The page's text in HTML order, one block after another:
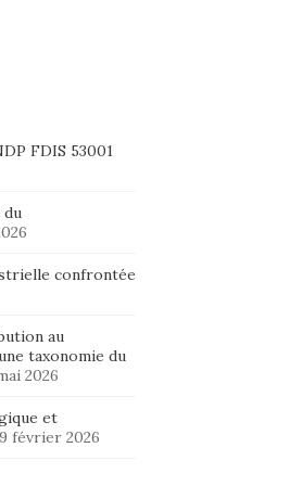
FDIS 53001
du
confrontée
au
taxonomie du
2026
et
9 février 2026